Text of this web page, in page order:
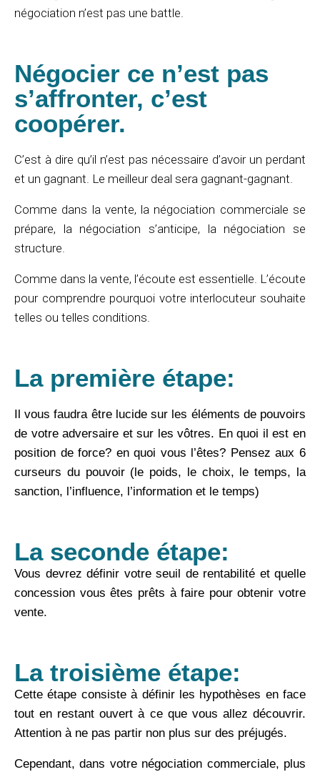
négociation n’est pas une battle.
Négocier ce n’est pas
s’affronter, c’est
coopérer.
C’est à dire qu’il n’est pas nécessaire d’avoir un perdant
et un gagnant. Le meilleur deal sera gagnant-gagnant.
Comme dans la vente, la négociation commerciale se
prépare, la négociation s’anticipe, la négociation se
structure.
Comme dans la vente, l’écoute est essentielle. L’écoute
pour comprendre pourquoi votre interlocuteur souhaite
telles ou telles conditions.
La première étape:
Il vous faudra être lucide sur les éléments de pouvoirs
de votre adversaire et sur les vôtres. En quoi il est en
position de force? en quoi vous l’êtes? Pensez aux 6
curseurs du pouvoir (le poids, le choix, le temps, la
sanction, l’influence, l’information et le temps)
La seconde étape:
Vous devrez définir votre seuil de rentabilité et quelle
concession vous êtes prêts à faire pour obtenir votre
vente.
La troisième étape:
Cette étape consiste à définir les hypothèses en face
tout en restant ouvert à ce que vous allez découvrir.
Attention à ne pas partir non plus sur des préjugés.
Cependant, dans votre négociation commerciale, plus